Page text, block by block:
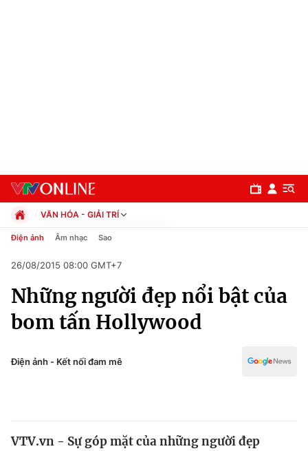
Chuyên mục
Chính trị
VĂN HÓA - GIẢI TRÍ
Chính trị
Pháp luật
Kinh tế
Thể thao
Truyền hình
Y tế
Điện ảnh Âm nhạc Sao
26/08/2015 08:00 GMT+7
Những người đẹp nổi bật của
bom tấn Hollywood
Điện ảnh - Kết nối đam mê
VTV.vn - Sự góp mặt của những người đẹp